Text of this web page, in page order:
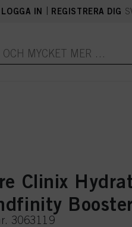
LOGGA IN REGISTRERA DIG
Clinix
3063119